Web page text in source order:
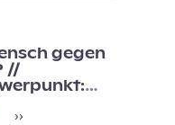
gegen
//
Next page
››